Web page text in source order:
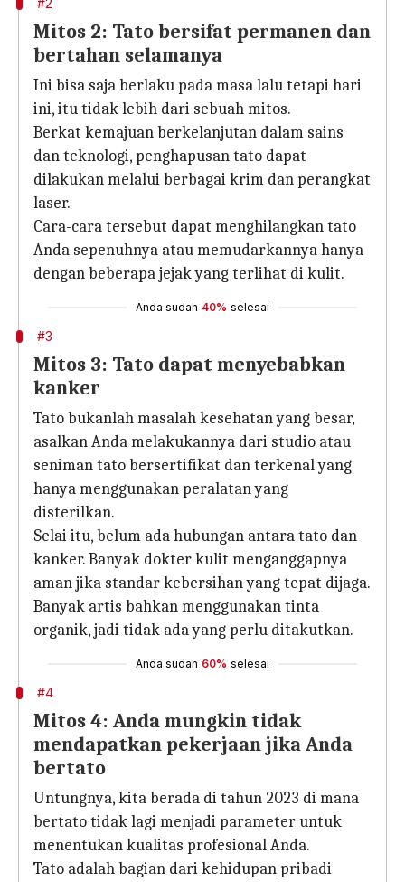
#2
Mitos 2: Tato bersifat permanen dan
bertahan selamanya
Ini bisa saja berlaku pada masa lalu tetapi hari
ini, itu tidak lebih dari sebuah mitos.
Berkat kemajuan berkelanjutan dalam sains
dan teknologi, penghapusan tato dapat
dilakukan melalui berbagai krim dan perangkat
laser.
Cara-cara tersebut dapat menghilangkan tato
Anda sepenuhnya atau memudarkannya hanya
dengan beberapa jejak yang terlihat di kulit.
Anda sudah 40% selesai
#3
Mitos 3: Tato dapat menyebabkan
kanker
Tato bukanlah masalah kesehatan yang besar,
asalkan Anda melakukannya dari studio atau
seniman tato bersertifikat dan terkenal yang
hanya menggunakan peralatan yang
disterilkan.
Selai itu, belum ada hubungan antara tato dan
kanker. Banyak dokter kulit menganggapnya
aman jika standar kebersihan yang tepat dijaga.
Banyak artis bahkan menggunakan tinta
organik, jadi tidak ada yang perlu ditakutkan.
Anda sudah 60% selesai
#4
Mitos 4: Anda mungkin tidak
mendapatkan pekerjaan jika Anda
bertato
Untungnya, kita berada di tahun 2023 di mana
bertato tidak lagi menjadi parameter untuk
menentukan kualitas profesional Anda.
Tato adalah bagian dari kehidupan pribadi